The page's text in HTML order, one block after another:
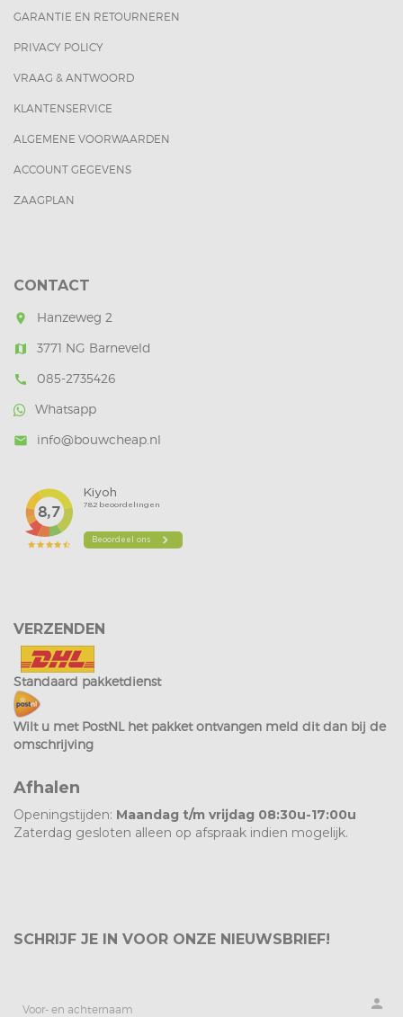
GARANTIE EN RETOURNEREN
PRIVACY POLICY
VRAAG & ANTWOORD
KLANTENSERVICE
ALGEMENE VOORWAARDEN
ACCOUNT GEGEVENS
ZAAGPLAN
CONTACT
room Hanzeweg 2
map 3771 NG Barneveld
call
085-2735426
Whatsapp
mail info@bouwcheap.nl
VERZENDEN
Standaard pakketdienst
Wilt u met PostNL het pakket ontvangen meld dit dan bij de
omschrijving
Afhalen
Openingstijden: Maandag t/m vrijdag 08:30u-17:00u
Zaterdag gesloten alleen op afspraak indien mogelijk.
SCHRIJF JE IN VOOR ONZE NIEUWSBRIEF!
person